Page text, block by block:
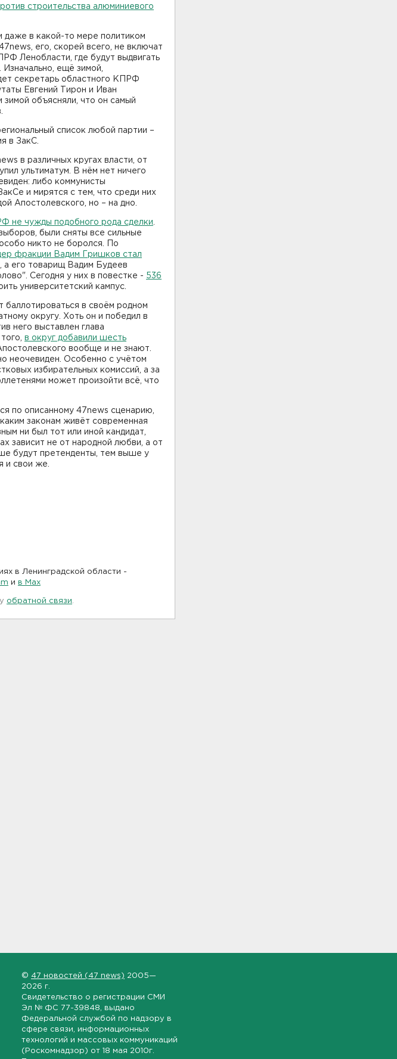
строительства алюминиевого
даже в какой-то мере политиком
его, скорей всего, не включат
Ленобласти, где будут выдвигать
ещё зимой,
секретарь областного КПРФ
Евгений Тирон и Иван
зимой объясняли, что он самый
список любой партии –
в ЗакС.
в различных кругах власти, от
ультиматум. В нём нет ничего
либо коммунисты
и мирятся с тем, что среди них
Апостолевского, но – на дно.
не чужды подобного рода сделки
были сняты все сильные
никто не боролся. По
фракции Вадим Гришков стал
, а его товарищ Вадим Будеев
Сегодня у них в повестке - 536
университетский кампус.
баллотироваться в своём родном
округу. Хоть он и победил в
него выставлен глава
в округ добавили шесть
вообще и не знают.
неочевиден. Особенно с учётом
избирательных комиссий, а за
может произойти всё, что
по описанному 47news сценарию,
законам живёт современная
ни был тот или иной кандидат,
зависит не от народной любви, а от
будут претенденты, тем выше у
и свои же.
в Ленинградской области -
и в Maх
обратной связи
© 47 новостей (47 news) 2005—
2026 г.
Свидетельство о регистрации СМИ
Эл № ФС 77-39848 , выдано
Федеральной службой по надзору в
сфере связи, информационных
технологий и массовых коммуникаций
(Роскомнадзор) от 18 мая 2010г.